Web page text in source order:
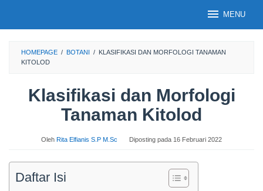
MENU
HOMEPAGE / BOTANI / KLASIFIKASI DAN MORFOLOGI TANAMAN
KITOLOD
Klasifikasi dan Morfologi
Tanaman Kitolod
Oleh Rita Elfianis S.P M.Sc Diposting pada 16 Februari 2022
Daftar Isi